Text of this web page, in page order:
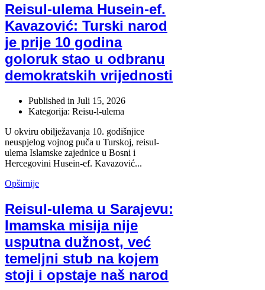
Reisul-ulema Husein-ef.
Kavazović: Turski narod
je prije 10 godina
goloruk stao u odbranu
demokratskih vrijednosti
Published in Juli 15, 2026
Kategorija: Reisu-l-ulema
U okviru obilježavanja 10. godišnjice
neuspjelog vojnog puča u Turskoj, reisul-
ulema Islamske zajednice u Bosni i
Hercegovini Husein-ef. Kavazović...
Opširnije
Reisul-ulema u Sarajevu:
Imamska misija nije
usputna dužnost, već
temeljni stub na kojem
stoji i opstaje naš narod